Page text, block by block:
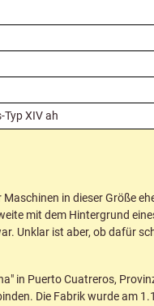
XIV ah
in dieser Größe
mit dem Hintergrund
Unklar ist aber, ob dafür
in Puerto Cuatreros,
Die Fabrik wurde am